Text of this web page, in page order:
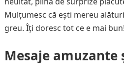
Mulțumesc că ești mereu
greu. Îți doresc tot ce e mai
Mesaje amuzante